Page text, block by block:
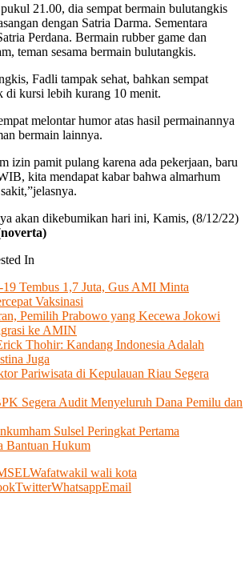
21.00, dia sempat bermain bulutangkis
dengan Satria Darma. Sementara
Perdana. Bermain rubber game dan
teman sesama bermain bulutangkis.
Fadli tampak sehat, bahkan sempat
di kursi lebih kurang 10 menit.
melontar humor atas hasil permainannya
bermain lainnya.
izin pamit pulang karena ada pekerjaan, baru
kita mendapat kabar bahwa almarhum
akan dikebumikan hari ini, Kamis, (8/12/22)
In
Tembus 1,7 Juta, Gus AMI Minta
Vaksinasi
Pemilih Prabowo yang Kecewa Jokowi
ke AMIN
Thohir: Kandang Indonesia Adalah
Juga
Pariwisata di Kepulauan Riau Segera
Segera Audit Menyeluruh Dana Pemilu dan
Sulsel Peringkat Pertama
Bantuan Hukum
Wafatwakil wali kota
TwitterWhatsappEmail